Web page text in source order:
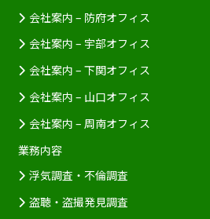
会社案内 – 防府オフィス
会社案内 – 宇部オフィス
会社案内 – 下関オフィス
会社案内 – 山口オフィス
会社案内 – 周南オフィス
業務内容
浮気調査・不倫調査
盗聴・盗撮発見調査